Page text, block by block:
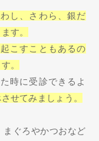
し、さわら、銀だ
す。
こすこともあるの
。
時に受診できるよ
せてみましょう。
まぐろやかつおなど